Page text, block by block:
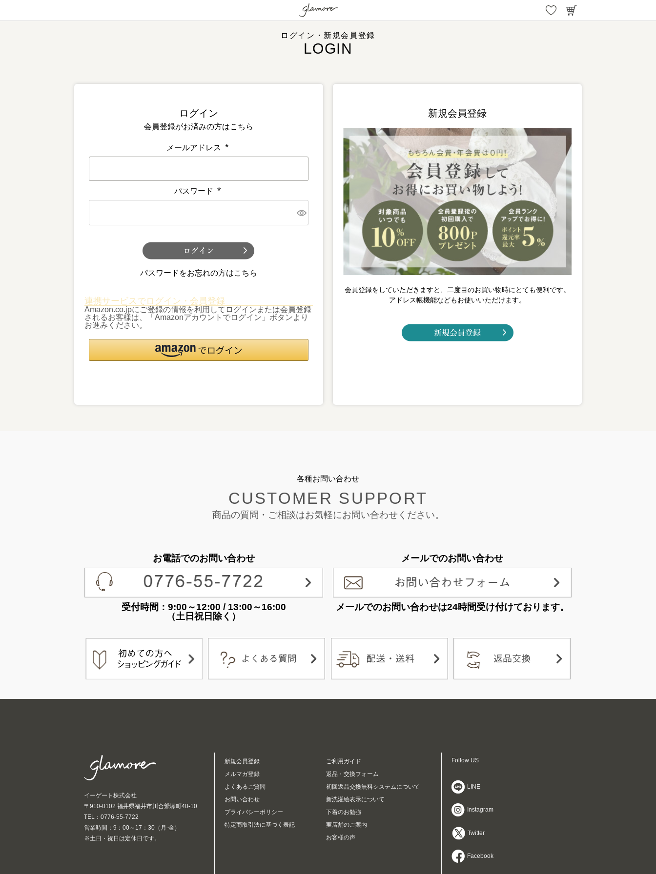
ログイン・新規会員登録
会員登録がお済みの方はこちら
メールアドレス
(
)
パスワード
(
パスワードをお忘れの方はこちら
連携サービスでログイン・会員登録
Amazon.co.jpにご登録の情報を利用してログインまたは会員登録
されるお客様は、「Amazonアカウントでログイン」ボタンより
お進みください。
会員登録をしていただきますと、二度目のお買い物時にとても便利です。
アドレス帳機能などもお使いいただけます。
各種お問い合わせ
CUSTOMER SUPPORT
商品の質問・ご相談はお気軽にお問い合わせください。
お電話でのお問い合わせ
受付時間：9:00～12:00 / 13:00～16:00
（土日祝日除く）
メールでのお問い合わせ
メールでのお問い合わせは24時間受け付けております。
イーゲート株式会社
〒910-0102 福井県福井市川合鷲塚町40-10
TEL：0776-55-7722
営業時間：9：00～17：30（月-金）
※土日・祝日は定休日です。
新規会員登録
メルマガ登録
よくあるご質問
お問い合わせ
プライバシーポリシー
特定商取引法に基づく表記
ご利用ガイド
返品・交換フォーム
初回返品交換無料システムについて
新洗濯絵表示について
下着のお勉強
実店舗のご案内
お客様の声
Follow US
LINE
Instagram
Twitter
Facebook